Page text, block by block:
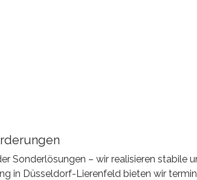
Sonderlösungen – wir realisieren stabile
in Düsseldorf-Lierenfeld bieten wir